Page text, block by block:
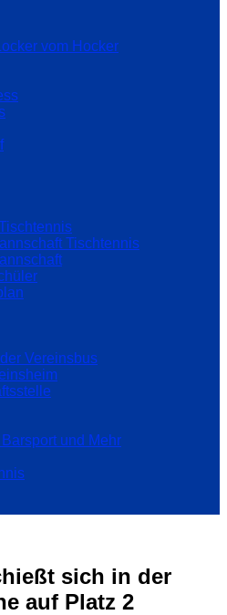
vom Hocker
Tischtennis
Vereinsbus
und Mehr
sich in der
auf Platz 2